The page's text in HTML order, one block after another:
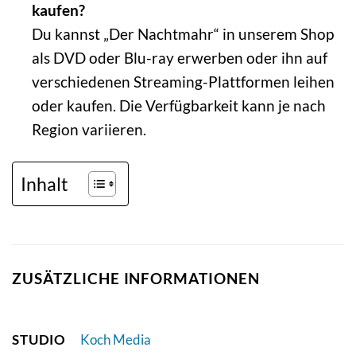
kaufen?
Du kannst „Der Nachtmahr“ in unserem Shop
als DVD oder Blu-ray erwerben oder ihn auf
verschiedenen Streaming-Plattformen leihen
oder kaufen. Die Verfügbarkeit kann je nach
Region variieren.
Inhalt
ZUSÄTZLICHE INFORMATIONEN
STUDIO Koch Media